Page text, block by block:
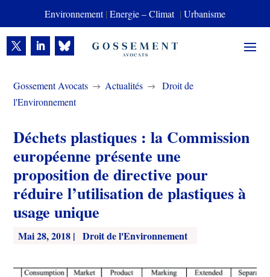
Environnement| Energie – Climat | Urbanisme
Gossement Avocats $ Actualités $
Droit de
l'Environnement
Déchets plastiques : la Commission
européenne présente une
proposition de directive pour
réduire l’utilisation de plastiques à
usage unique
Mai 28, 2018 | Droit de l'Environnement